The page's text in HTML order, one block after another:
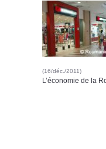
(16/déc./2011)
L’économie de la